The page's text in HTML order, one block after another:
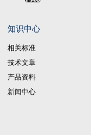
知识中心
相关标准
技术文章
产品资料
新闻中心